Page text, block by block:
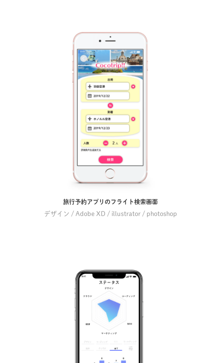
旅行予約アプリのフライト検索画面
デザイン / Adobe XD / illustrator / photoshop